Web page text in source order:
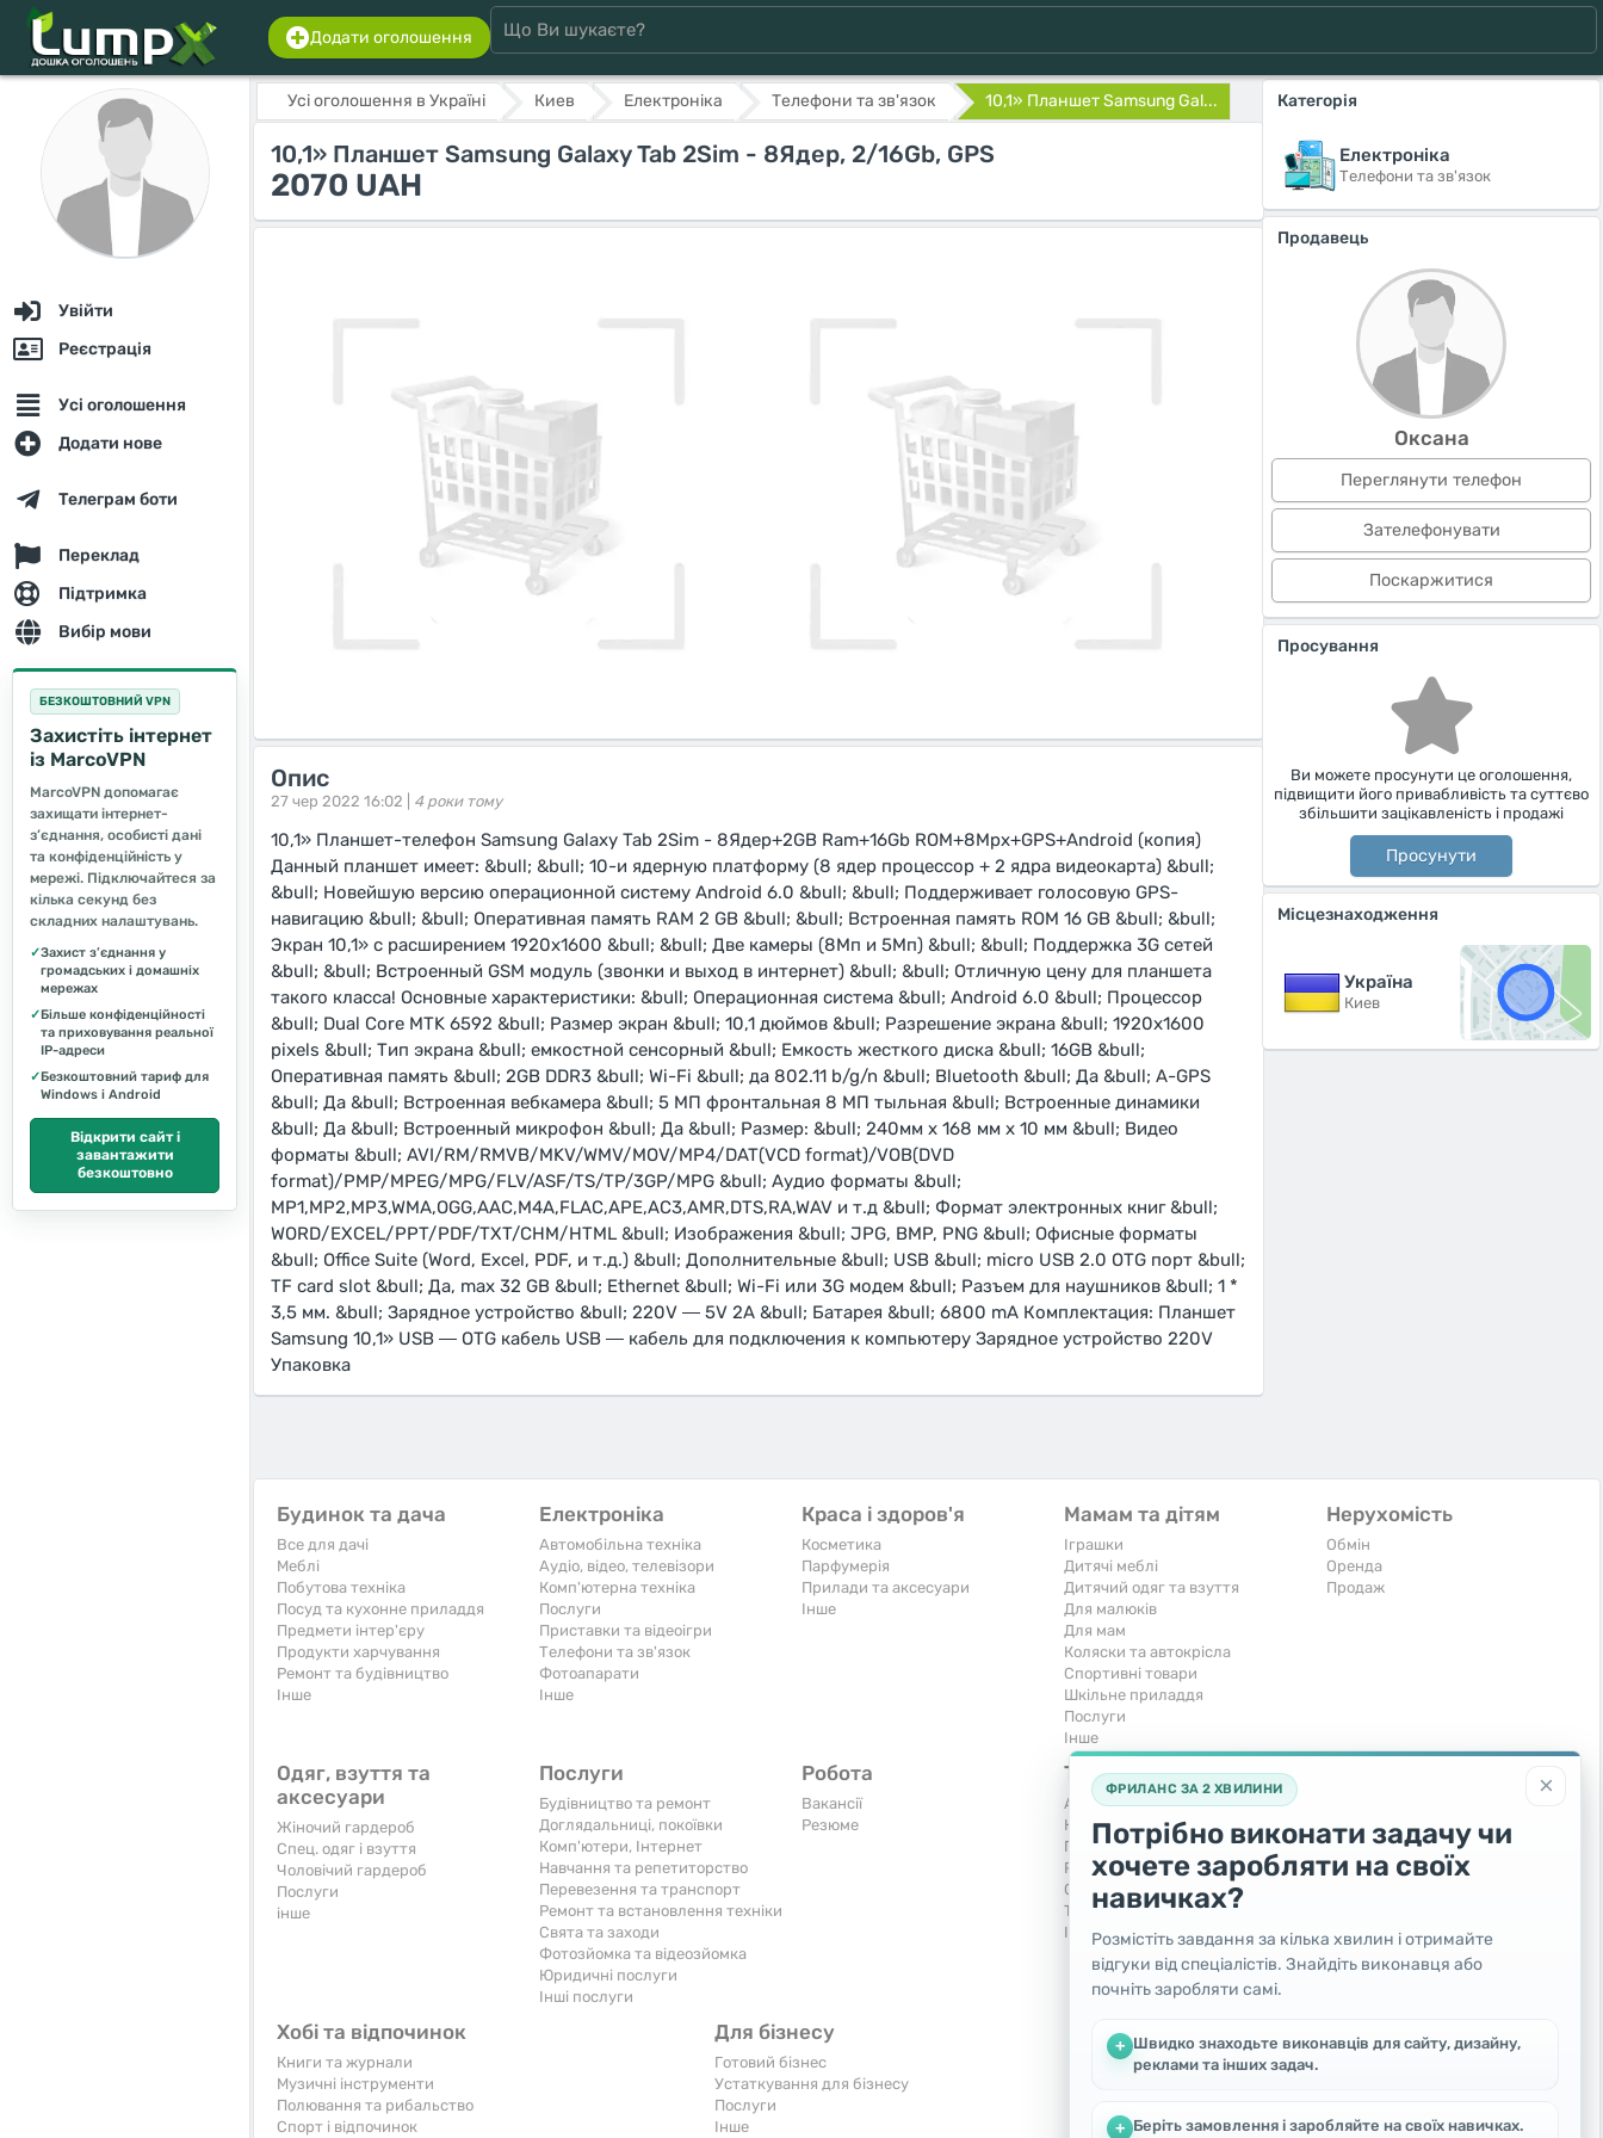
Додати оголошення
Увійти
Реєстрація
Усі оголошення
Додати нове
Телеграм боти
Переклад
Підтримка
Вибір мови
БЕЗКОШТОВНИЙ VPN
Захистіть інтернет
із MarcoVPN
MarcoVPN допомагає
захищати інтернет-
з’єднання, особисті дані
та конфіденційність у
мережі. Підключайтеся за
кілька секунд без
складних налаштувань.
✓Захист з’єднання у
громадських і домашніх
мережах
✓Більше конфіденційності
та приховування реальної
IP-адреси
✓Безкоштовний тариф для
Windows і Android
Відкрити сайт і
завантажити
безкоштовно
Усі оголошення в Україні Киев Електроніка Телефони та зв'язок 10,1» Планшет Samsung Gal...
10,1» Планшет Samsung Galaxy Tab 2Sim - 8Ядер, 2/16Gb, GPS
2070 UAH
Опис
27 чер 2022 16:02 | 4 роки тому
10,1» Планшет-телефон Samsung Galaxy Tab 2Sim - 8Ядер+2GB Ram+16Gb ROM+8Mpx+GPS+Android (копия)
Данный планшет имеет: &bull; &bull; 10-и ядерную платформу (8 ядер процессор + 2 ядра видеокарта) &bull;
&bull; Новейшую версию операционной систему Android 6.0 &bull; &bull; Поддерживает голосовую GPS-
навигацию &bull; &bull; Оперативная память RAM 2 GB &bull; &bull; Встроенная память ROM 16 GB &bull; &bull;
Экран 10,1» с расширением 1920х1600 &bull; &bull; Две камеры (8Мп и 5Мп) &bull; &bull; Поддержка 3G сетей
&bull; &bull; Встроенный GSM модуль (звонки и выход в интернет) &bull; &bull; Отличную цену для планшета
такого класса! Основные характеристики: &bull; Операционная система &bull; Android 6.0 &bull; Процессор
&bull; Dual Core MTK 6592 &bull; Размер экран &bull; 10,1 дюймов &bull; Разрешение экрана &bull; 1920х1600
pixels &bull; Тип экрана &bull; емкостной сенсорный &bull; Емкость жесткого диска &bull; 16GB &bull;
Оперативная память &bull; 2GB DDR3 &bull; Wi-Fi &bull; да 802.11 b/g/n &bull; Bluetooth &bull; Да &bull; A-GPS
&bull; Да &bull; Встроенная вебкамера &bull; 5 МП фронтальная 8 МП тыльная &bull; Встроенные динамики
&bull; Да &bull; Встроенный микрофон &bull; Да &bull; Размер: &bull; 240мм x 168 мм x 10 мм &bull; Видео
форматы &bull; AVI/RM/RMVB/MKV/WMV/MOV/MP4/DAT(VCD format)/VOB(DVD
format)/PMP/MPEG/MPG/FLV/ASF/TS/TP/3GP/MPG &bull; Аудио форматы &bull;
MP1,MP2,MP3,WMA,OGG,AAC,M4A,FLAC,APE,AC3,AMR,DTS,RA,WAV и т.д &bull; Формат электронных книг &bull;
WORD/EXCEL/PPT/PDF/TXT/CHM/HTML &bull; Изображения &bull; JPG, BMP, PNG &bull; Офисные форматы
&bull; Office Suite (Word, Excel, PDF, и т.д.) &bull; Дополнительные &bull; USB &bull; micro USB 2.0 OTG порт &bull;
TF card slot &bull; Да, max 32 GB &bull; Ethernet &bull; Wi-Fi или 3G модем &bull; Разъем для наушников &bull; 1 *
3,5 мм. &bull; Зарядное устройство &bull; 220V ― 5V 2А &bull; Батарея &bull; 6800 mA Комплектация: Планшет
Samsung 10,1» USB ― OTG кабель USB ― кабель для подключения к компьютеру Зарядное устройство 220V
Упаковка
Категорія
Електроніка
Телефони та зв'язок
Продавець
Оксана
Переглянути телефон
Зателефонувати
Поскаржитися
Просування
Ви можете просунути це оголошення,
підвищити його привабливість та суттєво
збільшити зацікавленість і продажі
Просунути
Місцезнаходження
Україна
Киев
Будинок та дача
Все для дачі
Меблі
Побутова техніка
Посуд та кухонне приладдя
Предмети інтер'єру
Продукти харчування
Ремонт та будівництво
Iнше
Електроніка
Автомобільна техніка
Аудіо, відео, телевізори
Комп'ютерна техніка
Послуги
Приставки та відеоігри
Телефони та зв'язок
Фотоапарати
Iнше
Краса і здоров'я
Косметика
Парфумерія
Прилади та аксесуари
Iнше
Мамам та дітям
Іграшки
Дитячі меблі
Дитячий одяг та взуття
Для малюків
Для мам
Коляски та автокрісла
Спортивні товари
Шкільне приладдя
Послуги
Iнше
Нерухомість
Обмін
Оренда
Продаж
Одяг, взуття та
аксесуари
Жіночий гардероб
Спец. одяг і взуття
Чоловічий гардероб
Послуги
інше
Послуги
Будівництво та ремонт
Доглядальниці, покоївки
Комп'ютери, Інтернет
Навчання та репетиторство
Перевезення та транспорт
Ремонт та встановлення техніки
Свята та заходи
Фотозйомка та відеозйомка
Юридичні послуги
Інші послуги
Робота
Вакансії
Резюме
Тварини та рослини
Акваріумістика
Кішки
Послуги
Рослини та дерева
Собаки
Товари для тварин
Інші тварини
Запчастини та аксесуари
Комерційний транспорт
Легкові автомобілі
Послуги
Яхти, човни, байдарки
Інші транспортні засоби
Хобі та відпочинок
Книги та журнали
Музичні інструменти
Полювання та рибальство
Спорт і відпочинок
Для бізнесу
Готовий бізнес
Устаткування для бізнесу
Послуги
Iнше
Віддам безкоштовно
×
ФРИЛАНС ЗА 2 ХВИЛИНИ
Потрібно виконати задачу чи
хочете заробляти на своїх
навичках?
Розмістіть завдання за кілька хвилин і отримайте
відгуки від спеціалістів. Знайдіть виконавця або
почніть заробляти самі.
+ Швидко знаходьте виконавців для сайту, дизайну,
реклами та інших задач.
+ Беріть замовлення і заробляйте на своїх навичках.